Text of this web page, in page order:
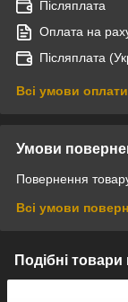
Післяплата
Оплата на
Післяплата
Всі умови оплати
Умови
Повернення
Всі умови
Подібні товари